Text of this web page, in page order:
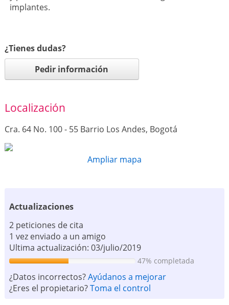
implantes.
¿Tienes dudas?
Pedir información
Localización
Cra. 64 No. 100 - 55 Barrio Los Andes, Bogotá
Ampliar mapa
Actualizaciones
2 peticiones de cita
1 vez enviado a un amigo
Ultima actualización: 03/julio/2019
47% completada
¿Datos incorrectos?Ayúdanos a mejorar
¿Eres el propietario?Toma el control